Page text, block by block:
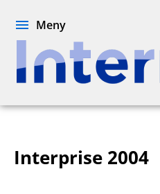
Meny
Interprise 2004